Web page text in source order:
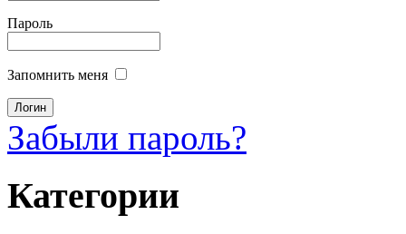
Пароль
Запомнить меня
Забыли пароль?
Категории